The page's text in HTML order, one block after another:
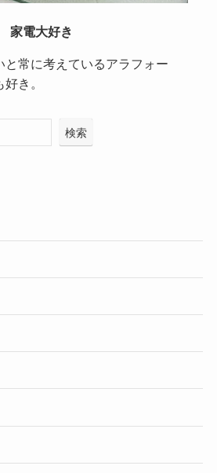
家電大好き
常に考えているアラフォー
き。
検索